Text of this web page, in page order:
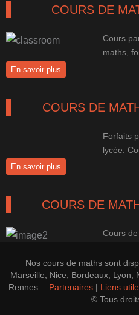
COURS DE
En savoir plus
Cours
maths,
COURS DE
En savoir plus
Forfaits
lycée.
COURS DE
En savoir plus
Cours
efficace.
Nos cours de maths sont
Marseille, Nice, Bordeaux, Lyon,
Rennes… Partenaires | Liens
© Tous